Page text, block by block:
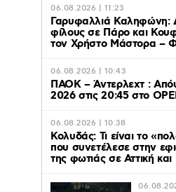
06.08.2026 | 11:23
Γαρυφαλλιά Καληφώνη:
φίλους σε Πάρο και
τον Χρήστο Μάστορα –
06.08.2026 | 10:43
ΠΑΟΚ – Άντερλεχτ :
2026 στις 20:45 στο
06.08.2026 | 10:38
Κολυδάς: Τι είναι το
που συνετέλεσε στην
της φωτιάς σε Αττική και